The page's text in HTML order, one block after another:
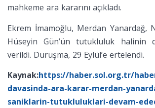
mahkeme ara kararını açıkladı.
Ekrem İmamoğlu, Merdan Yanardağ,
Hüseyin Gün’ün tutukluluk halinin
verildi. Duruşma, 29 Eylül’e ertelendi.
Kaynak:https://haber.sol.org.tr/
davasinda-ara-karar-merdan-
saniklarin-tutukluluklari-devam-